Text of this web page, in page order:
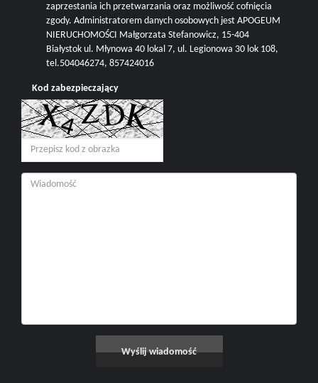
zaprzestania ich przetwarzania oraz możliwość cofnięcia
zgody. Administratorem danych osobowych jest APOGEUM
NIERUCHOMOŚCI Małgorzata Stefanowicz, 15-404
Białystok ul. Młynowa 40 lokal 7, ul. Legionowa 30 lok 108,
tel.504046274, 857424016
Kod zabezpieczający